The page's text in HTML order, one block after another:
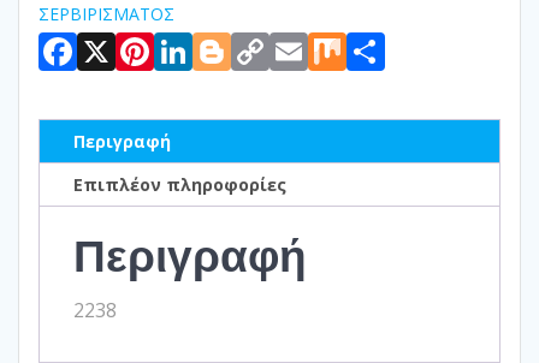
ΣΕΡΒΙΡΙΣΜΑΤΟΣ
Facebook
X Pinterest
LinkedIn
Blogger
Copy
Link
Email
Mix
Περιγραφή
Επιπλέον πληροφορίες
Περιγραφή
2238